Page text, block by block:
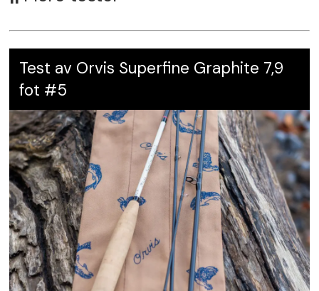
Karakter:5.5
Test av Orvis Superfine Graphite 7,9
fot #5